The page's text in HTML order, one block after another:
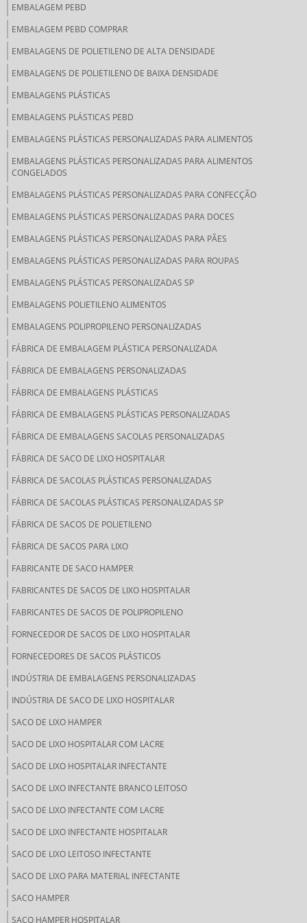
EMBALAGEM PEBD
EMBALAGEM PEBD COMPRAR
EMBALAGENS DE POLIETILENO DE ALTA DENSIDADE
EMBALAGENS DE POLIETILENO DE BAIXA DENSIDADE
EMBALAGENS PLÁSTICAS
EMBALAGENS PLÁSTICAS PEBD
EMBALAGENS PLÁSTICAS PERSONALIZADAS PARA ALIMENTOS
EMBALAGENS PLÁSTICAS PERSONALIZADAS PARA ALIMENTOS
CONGELADOS
EMBALAGENS PLÁSTICAS PERSONALIZADAS PARA CONFECÇÃO
EMBALAGENS PLÁSTICAS PERSONALIZADAS PARA DOCES
EMBALAGENS PLÁSTICAS PERSONALIZADAS PARA PÃES
EMBALAGENS PLÁSTICAS PERSONALIZADAS PARA ROUPAS
EMBALAGENS PLÁSTICAS PERSONALIZADAS SP
EMBALAGENS POLIETILENO ALIMENTOS
EMBALAGENS POLIPROPILENO PERSONALIZADAS
FÁBRICA DE EMBALAGEM PLÁSTICA PERSONALIZADA
FÁBRICA DE EMBALAGENS PERSONALIZADAS
FÁBRICA DE EMBALAGENS PLÁSTICAS
FÁBRICA DE EMBALAGENS PLÁSTICAS PERSONALIZADAS
FÁBRICA DE EMBALAGENS SACOLAS PERSONALIZADAS
FÁBRICA DE SACO DE LIXO HOSPITALAR
FÁBRICA DE SACOLAS PLÁSTICAS PERSONALIZADAS
FÁBRICA DE SACOLAS PLÁSTICAS PERSONALIZADAS SP
FÁBRICA DE SACOS DE POLIETILENO
FÁBRICA DE SACOS PARA LIXO
FABRICANTE DE SACO HAMPER
FABRICANTES DE SACOS DE LIXO HOSPITALAR
FABRICANTES DE SACOS DE POLIPROPILENO
FORNECEDOR DE SACOS DE LIXO HOSPITALAR
FORNECEDORES DE SACOS PLÁSTICOS
INDÚSTRIA DE EMBALAGENS PERSONALIZADAS
INDÚSTRIA DE SACO DE LIXO HOSPITALAR
SACO DE LIXO HAMPER
SACO DE LIXO HOSPITALAR COM LACRE
SACO DE LIXO HOSPITALAR INFECTANTE
SACO DE LIXO INFECTANTE BRANCO LEITOSO
SACO DE LIXO INFECTANTE COM LACRE
SACO DE LIXO INFECTANTE HOSPITALAR
SACO DE LIXO LEITOSO INFECTANTE
SACO DE LIXO PARA MATERIAL INFECTANTE
SACO HAMPER
SACO HAMPER HOSPITALAR